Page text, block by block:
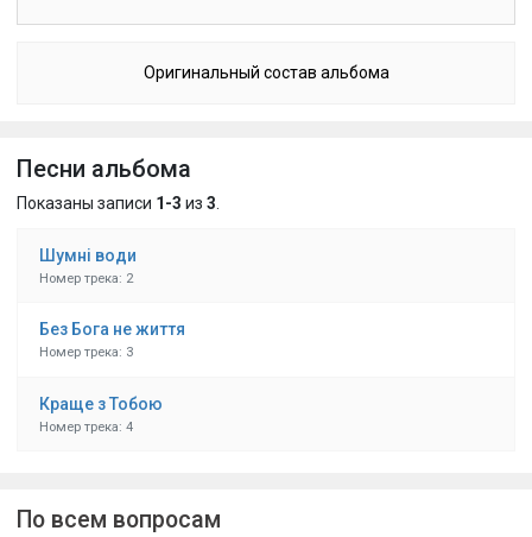
Оригинальный состав альбома
Песни альбома
Показаны записи 1-3 из 3
Шумні води
Номер трека: 2
Без Бога не життя
Номер трека: 3
Краще з Тобою
Номер трека: 4
По всем вопросам